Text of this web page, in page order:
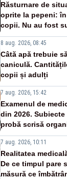
Răsturnare de
oprite la pepeni:
copii. Nu au fost
8 aug. 2026, 08:45
Câtă apă trebuie
caniculă.
copii și adulți
7 aug. 2026, 15:42
Examenul de
din 2026.
probă scrisă
7 aug. 2026, 10:11
Realitatea
De ce timpul pare
măsură ce